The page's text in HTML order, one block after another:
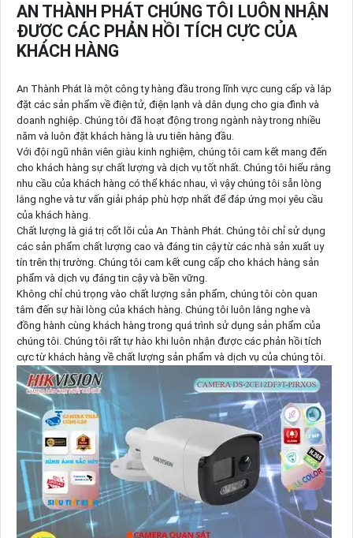
AN THÀNH PHÁT CHÚNG TÔI LUÔN NHẬN
ĐƯỢC CÁC PHẢN HỒI TÍCH CỰC CỦA
KHÁCH HÀNG
An Thành Phát là một công ty hàng đầu trong lĩnh vực cung cấp và lắp
đặt các sản phẩm về điện tử, điện lạnh và dân dụng cho gia đình và
doanh nghiệp. Chúng tôi đã hoạt động trong ngành này trong nhiều
năm và luôn đặt khách hàng là ưu tiên hàng đầu.
Với đội ngũ nhân viên giàu kinh nghiệm, chúng tôi cam kết mang đến
cho khách hàng sự chất lượng và dịch vụ tốt nhất. Chúng tôi hiểu rằng
nhu cầu của khách hàng có thể khác nhau, vì vậy chúng tôi sẵn lòng
lắng nghe và tư vấn giải pháp phù hợp nhất để đáp ứng mọi yêu cầu
của khách hàng.
Chất lượng là giá trị cốt lõi của An Thành Phát. Chúng tôi chỉ sử dụng
các sản phẩm chất lượng cao và đáng tin cậy từ các nhà sản xuất uy
tín trên thị trường. Chúng tôi cam kết cung cấp cho khách hàng sản
phẩm và dịch vụ đáng tin cậy và bền vững.
Không chỉ chú trọng vào chất lượng sản phẩm, chúng tôi còn quan
tâm đến sự hài lòng của khách hàng. Chúng tôi luôn lắng nghe và
đồng hành cùng khách hàng trong quá trình sử dụng sản phẩm của
chúng tôi. Chúng tôi rất tự hào khi luôn nhận được các phản hồi tích
cực từ khách hàng về chất lượng sản phẩm và dịch vụ của chúng tôi.